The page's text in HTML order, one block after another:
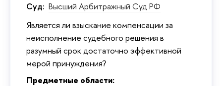
Суд: Высший Арбитражный Суд РФ
Является ли взыскание компенсации за
неисполнение судебного решения в
разумный срок достаточно эффективной
мерой принуждения?
Предметные области: